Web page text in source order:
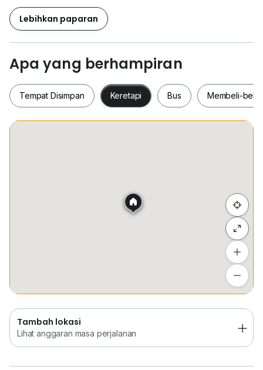
Selling Price: RM 19.5mil (ROI 6%)
Contact for viewing and more info. Thank you.
Aiden Tang 小陈 at0*****
Whatsapp me now at :
www.W*****
Lebihkan paparan
Apa yang berhampiran
Tempat Disimpan Keretapi Bus Membeli-
Tambah lokasi
Lihat anggaran masa perjalanan